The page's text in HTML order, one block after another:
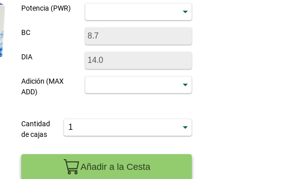
Potencia (PWR)
BC
DIA
Adición (MAX
ADD)
Cantidad
de cajas
Añadir a la Cesta